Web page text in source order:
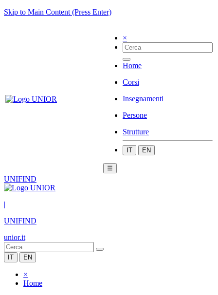
Skip to Main Content (Press Enter)
×
Home
Corsi
Insegnamenti
Persone
Strutture
IT EN
☰
UNIFIND
|
UNIFIND
unior.it
IT EN
×
Home